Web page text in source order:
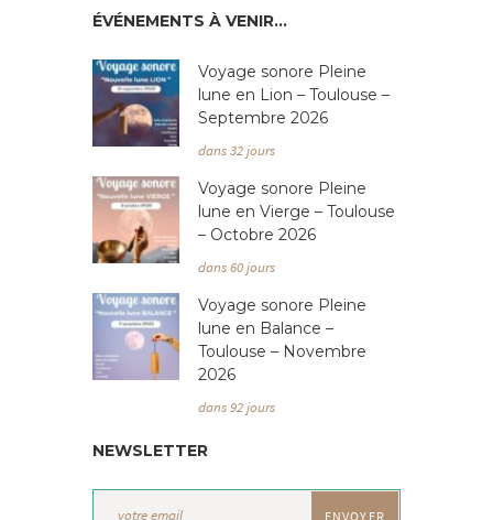
ÉVÉNEMENTS À VENIR…
Voyage sonore Pleine
lune en Lion – Toulouse –
Septembre 2026
dans 32 jours
Voyage sonore Pleine
lune en Vierge – Toulouse
– Octobre 2026
dans 60 jours
Voyage sonore Pleine
lune en Balance –
Toulouse – Novembre
2026
dans 92 jours
NEWSLETTER